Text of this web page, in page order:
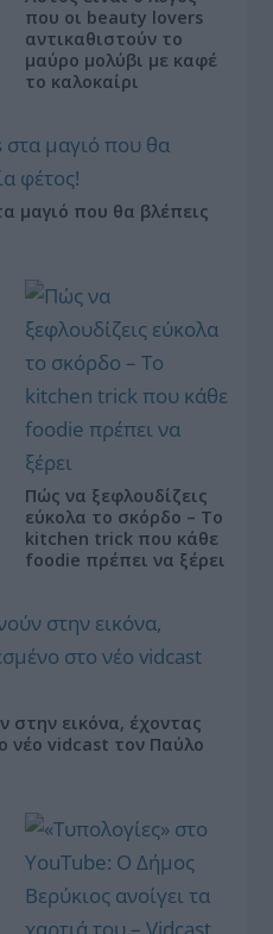
που οι beauty lovers
αντικαθιστούν το
μαύρο μολύβι με καφέ
το καλοκαίρι
μαγιό που θα βλέπεις
Πώς να ξεφλουδίζεις
εύκολα το σκόρδο – Το
kitchen trick που κάθε
foodie πρέπει να ξέρει
στην εικόνα, έχοντας
νέο vidcast τον Παύλο